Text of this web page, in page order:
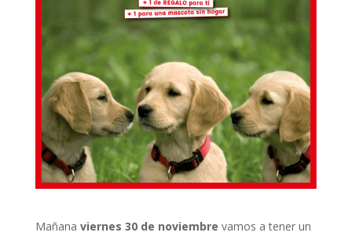
Mañana viernes 30 de noviembre vamos a tener un